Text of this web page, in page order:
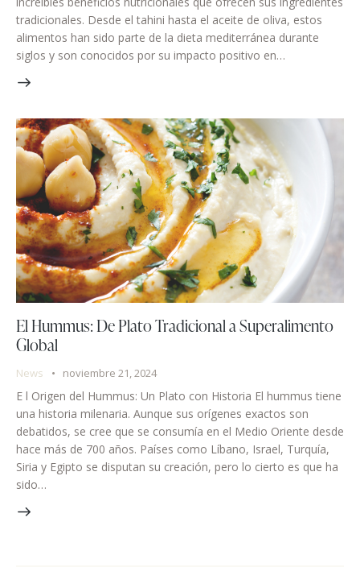
tradicionales. Desde el tahini hasta el aceite de oliva, estos
alimentos han sido parte de la dieta mediterránea durante
siglos y son conocidos por su impacto positivo en…
El Hummus: De Plato Tradicional a Superalimento
Global
News noviembre 21, 2024
E l Origen del Hummus: Un Plato con Historia El hummus tiene
una historia milenaria. Aunque sus orígenes exactos son
debatidos, se cree que se consumía en el Medio Oriente desde
hace más de 700 años. Países como Líbano, Israel, Turquía,
Siria y Egipto se disputan su creación, pero lo cierto es que ha
sido…